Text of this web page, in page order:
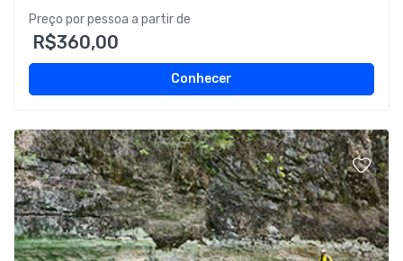
Preço por pessoa a partir de
R$360,00
Conhecer